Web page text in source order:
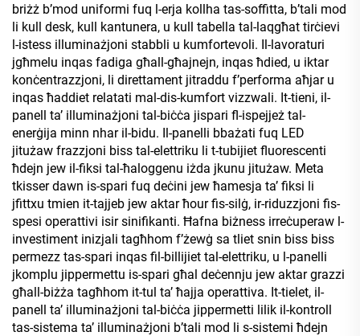
briżż b’mod uniformi fuq l-erja kollha tas-soffitta, b’tali mod
li kull desk, kull kantunera, u kull tabella tal-laqgħat tirċievi
l-istess illuminażjoni stabbli u kumfortevoli. Il-lavoraturi
jgħmelu inqas fadiga għall-għajnejn, inqas ħdied, u iktar
konċentrazzjoni, li direttament jitraddu f’performa aħjar u
inqas ħaddiet relatati mal-dis-kumfort vizzwali. It-tieni, il-
panell ta’ illuminażjoni tal-biċċa jispari fl-ispejjeż tal-
enerġija minn nhar il-bidu. Il-panelli bbażati fuq LED
jitużaw frazzjoni biss tal-elettriku li t-tubijiet fluorescenti
ħdejn jew il-fiksi tal-ħaloggenu iżda jkunu jitużaw. Meta
tkisser dawn is-spari fuq deċini jew ħamesja ta’ fiksi li
jfittxu tmien it-tajjeb jew aktar ħour fis-silġ, ir-riduzzjoni fis-
spesi operattivi isir sinifikanti. Ħafna biżness irreċuperaw l-
investiment inizjali tagħhom f’żewġ sa tliet snin biss biss
permezz tas-spari inqas fil-billijiet tal-elettriku, u l-panelli
jkomplu jippermettu is-spari għal deċennju jew aktar grazzi
għall-biżża tagħhom it-tul ta’ ħajja operattiva. It-tielet, il-
panell ta’ illuminażjoni tal-biċċa jippermetti lilik il-kontroll
tas-sistema ta’ illuminażjoni b’tali mod li s-sistemi ħdejn